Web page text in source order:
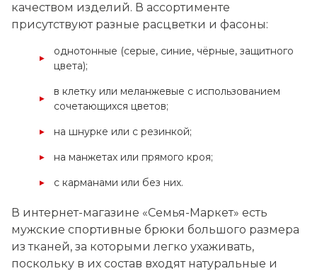
качеством изделий. В ассортименте
присутствуют разные расцветки и фасоны:
однотонные (серые, синие, чёрные, защитного
цвета);
в клетку или меланжевые с использованием
сочетающихся цветов;
на шнурке или с резинкой;
на манжетах или прямого кроя;
с карманами или без них.
В интернет-магазине «Семья-Маркет» есть
мужские спортивные брюки большого размера
из тканей, за которыми легко ухаживать,
поскольку в их состав входят натуральные и